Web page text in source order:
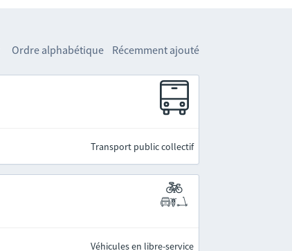
Ordre alphabétique Récemment ajouté
Transport public collectif
Véhicules en libre-service